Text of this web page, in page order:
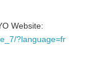
Website:
?language=fr